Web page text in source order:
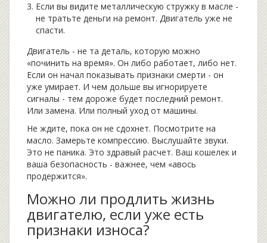
Если вы видите металлическую стружку в масле -
не тратьте деньги на ремонт. Двигатель уже не
спасти.
Двигатель - не та деталь, которую можно
«починить на время». Он либо работает, либо нет.
Если он начал показывать признаки смерти - он
уже умирает. И чем дольше вы игнорируете
сигналы - тем дороже будет последний ремонт.
Или замена. Или полный уход от машины.
Не ждите, пока он не сдохнет. Посмотрите на
масло. Замерьте компрессию. Выслушайте звуки.
Это не паника. Это здравый расчет. Ваш кошелек и
ваша безопасность - важнее, чем «авось
продержится».
Можно ли продлить жизнь
двигателю, если уже есть
признаки износа?